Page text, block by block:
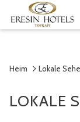
Heim Lokale
LOKALE